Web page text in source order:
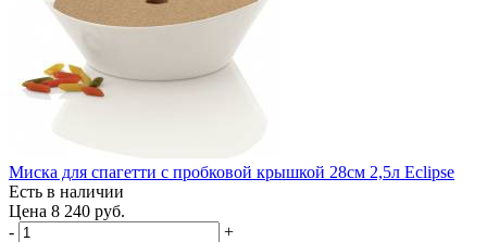
Миска для спагетти с пробковой крышкой 28см 2,5л Eclipse
Есть в наличии
Цена 8 240 руб.
-
+